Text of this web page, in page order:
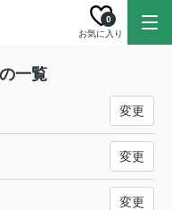
お気に入り
0
一覧
変更
変更
変更